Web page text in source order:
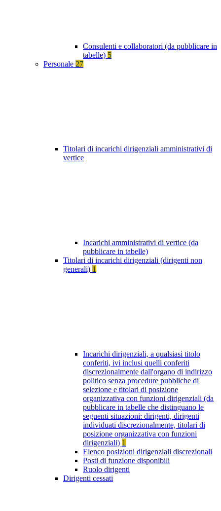
Consulenti e collaboratori (da pubblicare in
tabelle) 5
Personale 27
Titolari di incarichi dirigenziali amministrativi di
vertice
Incarichi amministrativi di vertice (da
pubblicare in tabelle)
Titolari di incarichi dirigenziali (dirigenti non
generali) 1
Incarichi dirigenziali, a qualsiasi titolo
conferiti, ivi inclusi quelli conferiti
discrezionalmente dall'organo di indirizzo
politico senza procedure pubbliche di
selezione e titolari di posizione
organizzativa con funzioni dirigenziali (da
pubblicare in tabelle che distinguano le
seguenti situazioni: dirigenti, dirigenti
individuati discrezionalmente, titolari di
posizione organizzativa con funzioni
dirigenziali) 1
Elenco posizioni dirigenziali discrezionali
Posti di funzione disponibili
Ruolo dirigenti
Dirigenti cessati